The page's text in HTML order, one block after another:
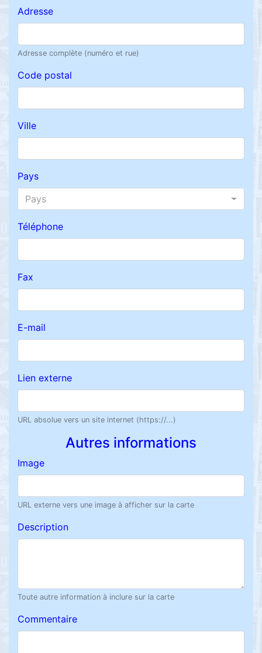
Adresse
Adresse complète (numéro et rue)
Code postal
Ville
Pays
Pays
Téléphone
Fax
E-mail
Lien externe
URL absolue vers un site internet (https://...)
Autres informations
Image
URL externe vers une image à afficher sur la carte
Description
Toute autre information à inclure sur la carte
Commentaire